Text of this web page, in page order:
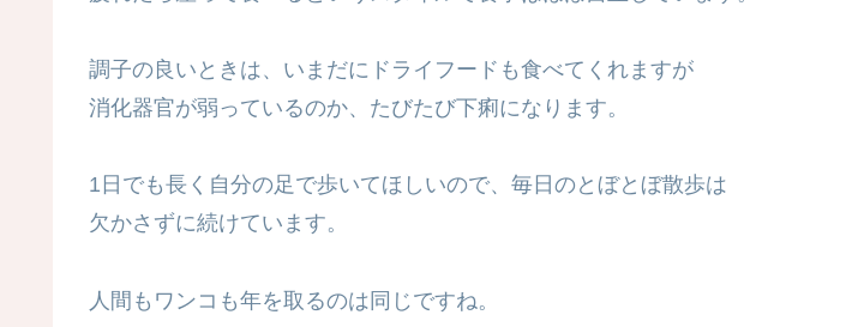
調子の良いときは、いまだにドライフードも食べてくれますが
消化器官が弱っているのか、たびたび下痢になります。
1日でも長く自分の足で歩いてほしいので、毎日のとぼとぼ散歩は
欠かさずに続けています。
人間もワンコも年を取るのは同じですね。